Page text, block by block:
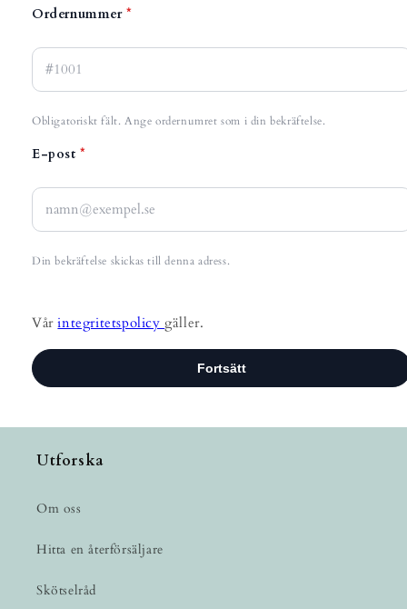
Utforska
Om oss
Hitta en återförsäljare
Skötselråd